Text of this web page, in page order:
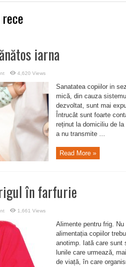
iarna
4,620 Views
Sanatatea copiilor in
mică, din cauza
dezvoltat, sunt mai
Întrucât sunt foarte
reținut la domiciliu de
a nu transmite ...
Read More »
în farfurie
1,661 Views
Alimente pentru frig.
alimentația copiilor
anotimp. Iată care sunt
lunile care urmează,
de viață, în care